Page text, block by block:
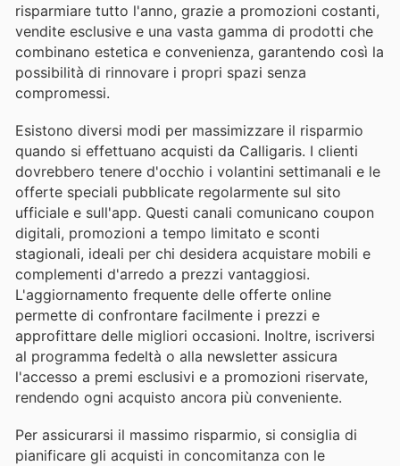
risparmiare tutto l'anno, grazie a promozioni costanti,
vendite esclusive e una vasta gamma di prodotti che
combinano estetica e convenienza, garantendo così la
possibilità di rinnovare i propri spazi senza
compromessi.
Esistono diversi modi per massimizzare il risparmio
quando si effettuano acquisti da Calligaris. I clienti
dovrebbero tenere d'occhio i volantini settimanali e le
offerte speciali pubblicate regolarmente sul sito
ufficiale e sull'app. Questi canali comunicano coupon
digitali, promozioni a tempo limitato e sconti
stagionali, ideali per chi desidera acquistare mobili e
complementi d'arredo a prezzi vantaggiosi.
L'aggiornamento frequente delle offerte online
permette di confrontare facilmente i prezzi e
approfittare delle migliori occasioni. Inoltre, iscriversi
al programma fedeltà o alla newsletter assicura
l'accesso a premi esclusivi e a promozioni riservate,
rendendo ogni acquisto ancora più conveniente.
Per assicurarsi il massimo risparmio, si consiglia di
pianificare gli acquisti in concomitanza con le